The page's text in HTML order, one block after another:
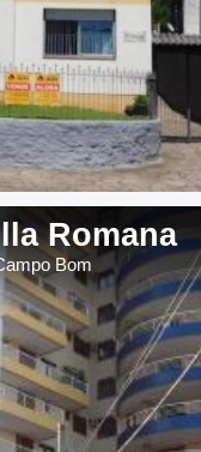
Romana
Bom